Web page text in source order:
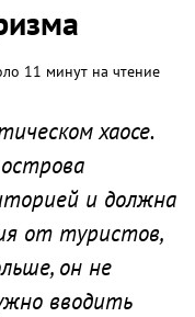
11 минут на чтение
хаосе.
и должна
от туристов,
он не
вводить